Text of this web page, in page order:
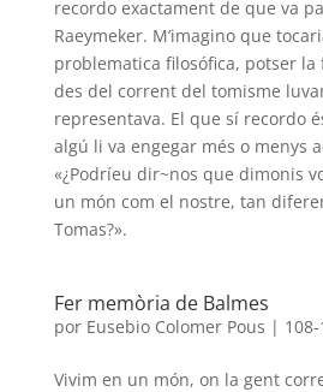
recordo exactament de que va
Raeymeker. M’imagino que
problematica filosófica, potser la
des del corrent del tomisme
representava. El que sí recordo
algú li va engegar més o menys
«¿Podríeu dir~nos que dimonis
un món com el nostre, tan
Tomas?».
Fer memòria de Balmes
por Eusebio Colomer Pous |
Vivim en un món, on la gent